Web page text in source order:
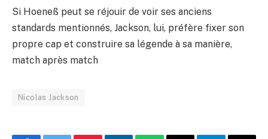
Si Hoeneß peut se réjouir de voir ses anciens
standards mentionnés, Jackson, lui, préfère fixer son
propre cap et construire sa légende à sa manière,
match après match
Nicolas Jackson